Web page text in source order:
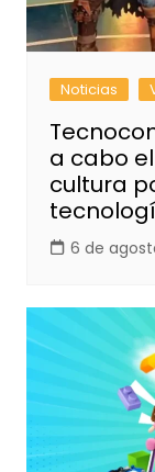
Noticias
a cabo
cultura
6 de